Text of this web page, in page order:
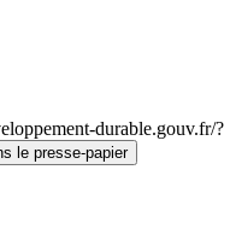
durable.gouv.fr/?
le presse-papier